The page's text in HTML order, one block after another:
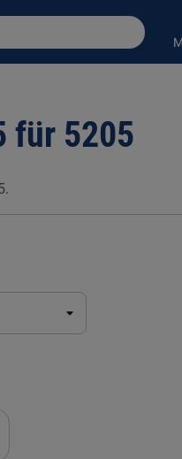
für 5205